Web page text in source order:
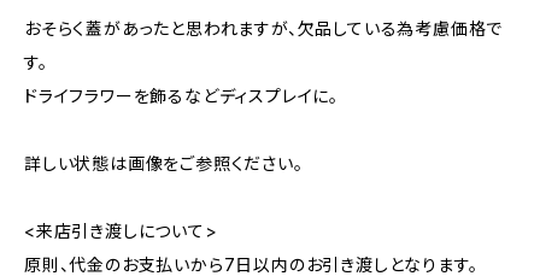
おそらく蓋があったと思われますが、欠品している為考慮価格で
す。
ドライフラワーを飾るなどディスプレイに。
詳しい状態は画像をご参照ください。
<来店引き渡しについて>
原則、代金のお支払いから7日以内のお引き渡しとなります。